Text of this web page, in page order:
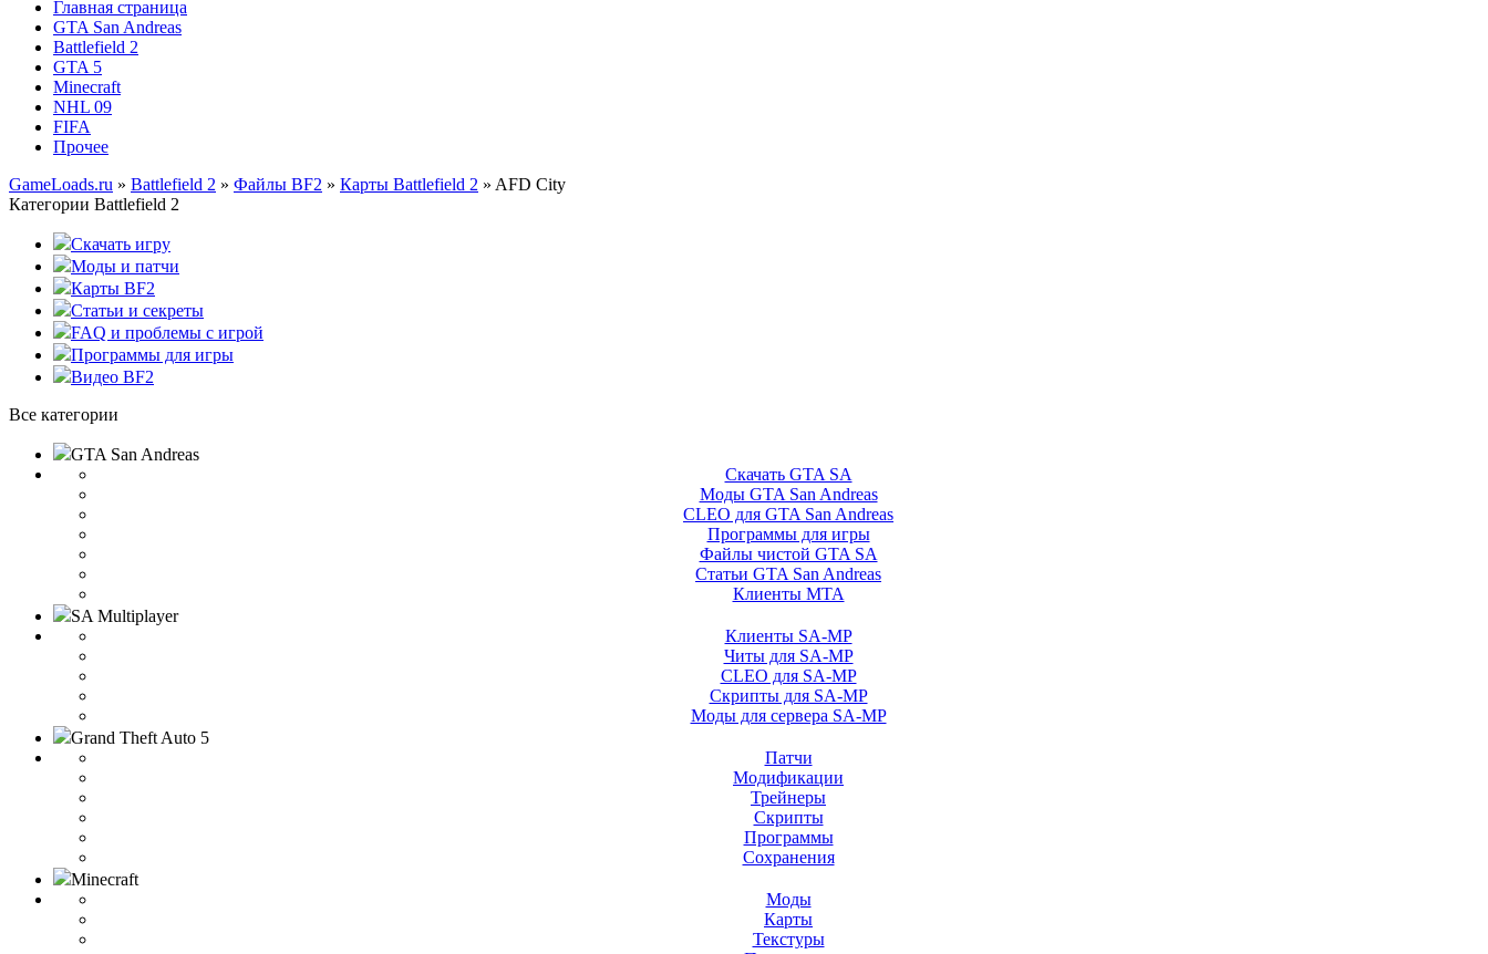
Главная страница
GTA San Andreas
Battlefield 2
GTA 5
Minecraft
NHL 09
FIFA
Прочее
GameLoads.ru » Battlefield 2 » Файлы BF2 » Карты Battlefield 2 » AFD City
Категории Battlefield 2
Скачать игру
Моды и патчи
Карты BF2
Статьи и секреты
FAQ и проблемы с игрой
Программы для игры
Видео BF2
Все категории
GTA San Andreas
Скачать GTA SA
Моды GTA San Andreas
CLEO для GTA San Andreas
Программы для игры
Файлы чистой GTA SA
Статьи GTA San Andreas
Клиенты MTA
SA Multiplayer
Клиенты SA-MP
Читы для SA-MP
CLEO для SA-MP
Скрипты для SA-MP
Моды для сервера SA-MP
Grand Theft Auto 5
Патчи
Модификации
Трейнеры
Скрипты
Программы
Сохранения
Minecraft
Моды
Карты
Текстуры